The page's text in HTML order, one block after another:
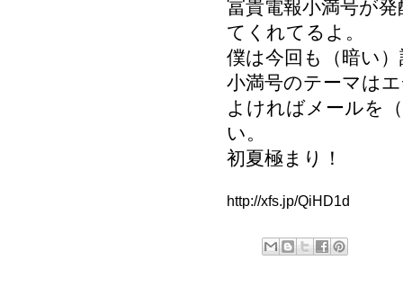
冨貴電報小満号が
てくれてるよ。
僕は今回も（暗い
小満号のテーマは
よければメールを
い。
初夏極まり！
http://xfs.jp/QiHD1d